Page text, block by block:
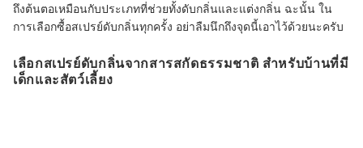
ถึงต้นตอเหมือนกับประเภทที่ช่วยทั้งดับกลิ่นและแต่งกลิ่น ฉะนั้น ใน
การเลือกซื้อสเปรย์ดับกลิ่นทุกครั้ง อย่าลืมนึกถึงจุดนี้เอาไว้ด้วยนะครับ
เลือกสเปรย์ดับกลิ่นจากสารสกัดธรรมชาติ สำหรับบ้านที่มี
เด็กและสัตว์เลี้ยง